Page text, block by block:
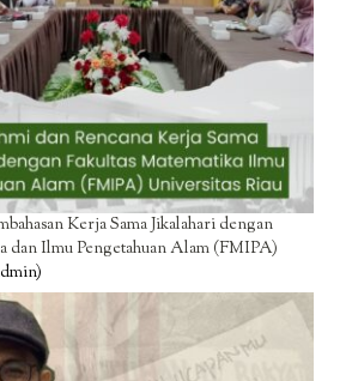
Kerja Sama Jikalahari dengan
dan Ilmu Pengetahuan Alam (FMIPA)